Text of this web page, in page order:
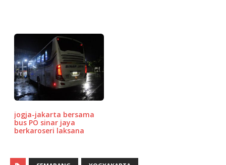
jogja-jakarta bersama
bus PO sinar jaya
berkaroseri laksana